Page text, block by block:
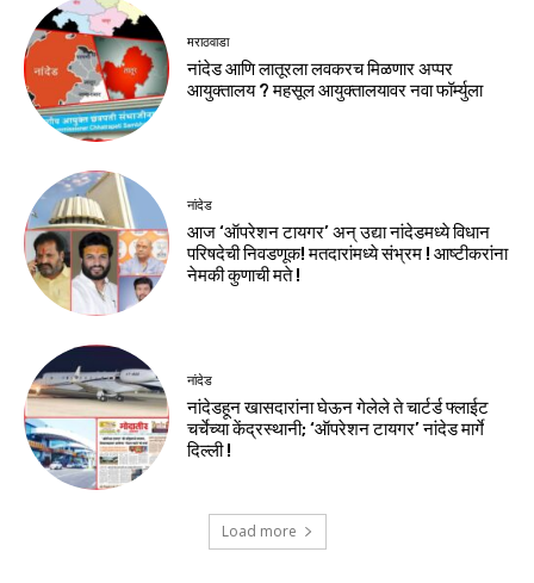
मराठवाडा
नांदेड आणि लातूरला लवकरच मिळणार अप्पर
आयुक्तालय ? महसूल आयुक्तालयावर नवा फॉर्म्युला
नांदेड
आज ‘ऑपरेशन टायगर’ अन् उद्या नांदेडमध्ये विधान
परिषदेची निवडणूक! मतदारांमध्ये संभ्रम ! आष्टीकरांना
नेमकी कुणाची मते !
नांदेड
नांदेडहून खासदारांना घेऊन गेलेले ते चार्टर्ड फ्लाईट
चर्चेच्या केंद्रस्थानी; ‘ऑपरेशन टायगर’ नांदेड मार्गे
दिल्ली !
Load more